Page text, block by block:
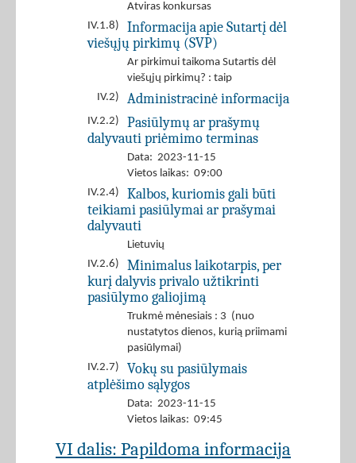
Atviras konkursas
IV.1.8)
Informacija apie Sutartį dėl
viešųjų pirkimų (SVP)
Ar pirkimui taikoma Sutartis dėl
viešųjų pirkimų? : taip
IV.2)
Administracinė informacija
IV.2.2)
Pasiūlymų ar prašymų
dalyvauti priėmimo terminas
Data: 2023-11-15
Vietos laikas: 09:00
IV.2.4)
Kalbos, kuriomis gali būti
teikiami pasiūlymai ar prašymai
dalyvauti
Lietuvių
IV.2.6)
Minimalus laikotarpis, per
kurį dalyvis privalo užtikrinti
pasiūlymo galiojimą
Trukmė mėnesiais : 3 (nuo
nustatytos dienos, kurią priimami
pasiūlymai)
IV.2.7)
Vokų su pasiūlymais
atplėšimo sąlygos
Data: 2023-11-15
Vietos laikas: 09:45
VI dalis: Papildoma informacija